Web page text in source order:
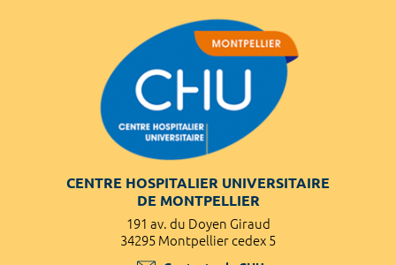
CENTRE HOSPITALIER UNIVERSITAIRE
DE MONTPELLIER
191 av. du Doyen Giraud
34295 Montpellier cedex 5